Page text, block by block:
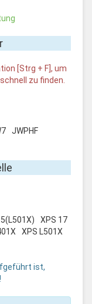
[Strg + F], um
zu finden.
JWPHF
XPS 17
XPS L501X
ist,